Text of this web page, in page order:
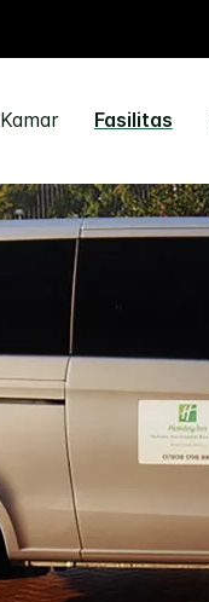
Kamar Fasilitas